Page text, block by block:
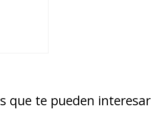
que te pueden interesar